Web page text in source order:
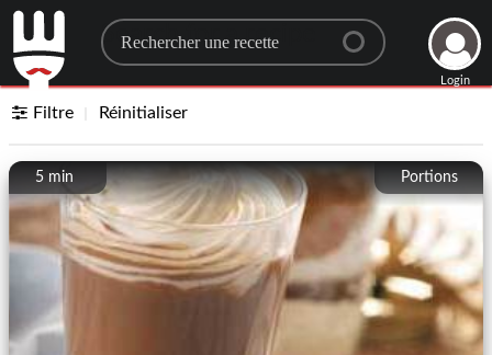
Search for a recipe
Login
Filtre Réinitialiser
Portions
5 min